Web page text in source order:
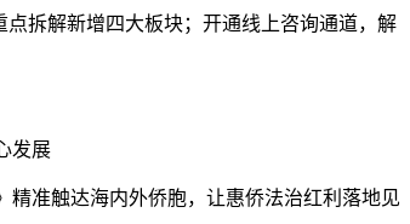
拆解新增四大板块；开通线上咨询通道，解
发展
准触达海内外侨胞，让惠侨法治红利落地见